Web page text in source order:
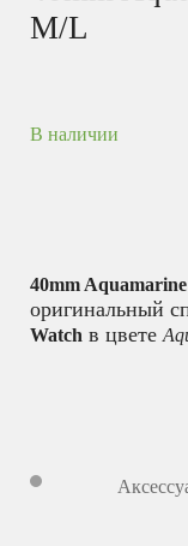
M/L
В наличии
40mm
оригинальный
Watch в цвете